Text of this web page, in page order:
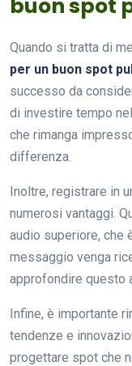
buon spot
Quando si tratta di
per un buon spot
successo da
di investire tempo
che rimanga
differenza.
Inoltre, registrare in
numerosi vantaggi.
audio superiore, che
messaggio venga
approfondire questo
Infine, è importante
tendenze e
progettare spot che